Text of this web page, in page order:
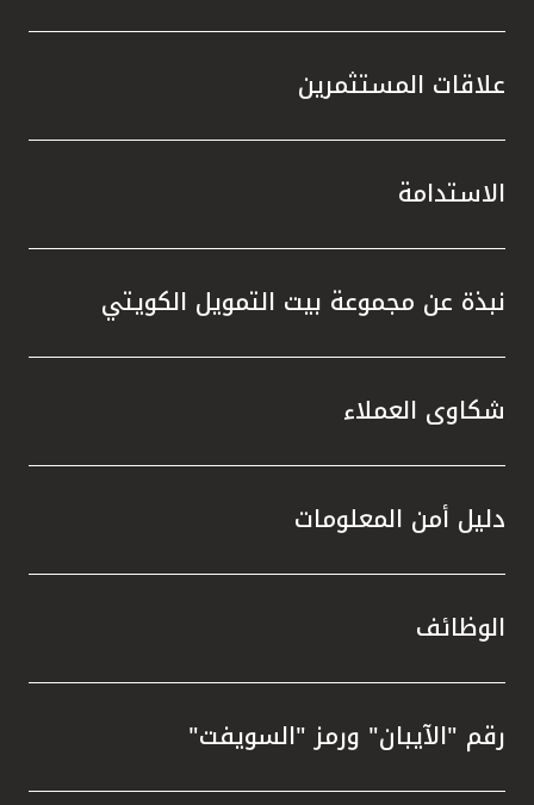
علاقات المستثمرين
الاستدامة
نبذة عن مجموعة بيت التمويل الكويتي
شكاوى العملاء
دليل أمن المعلومات
الوظائف
رقم "الآيبان" ورمز "السويفت"